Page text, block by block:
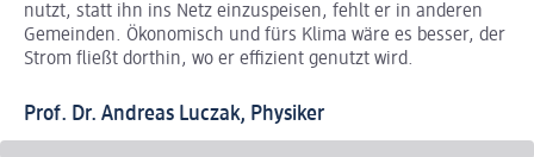
nutzt, statt ihn ins Netz einzuspeisen, fehlt er in anderen
Gemeinden. Ökonomisch und fürs Klima wäre es besser, der
Strom fließt dorthin, wo er effizient genutzt wird.
Prof. Dr. Andreas Luczak, Physiker